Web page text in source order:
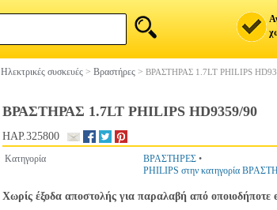
Ηλεκτρικές συσκευές > Βραστήρες > ΒΡΑΣΤΗΡΑΣ 1.7LT PHILIPS
ΒΡΑΣΤΗΡΑΣ 1.7LT PHILIPS HD9359/90
HAP.325800
Κατηγορία ΒΡΑΣΤΗΡΕΣ •
PHILIPS στην κατηγορία
Χωρίς έξοδα αποστολής για παραλαβή από οποιοδήποτε